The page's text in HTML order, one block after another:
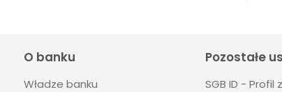
O banku
Władze banku
Pozostałe
SGB ID - Profil